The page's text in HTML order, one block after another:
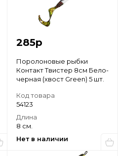
285р
Поролоновые рыбки
Контакт Твистер 8см Бело-
черная (хвост Green) 5 шт.
Код товара
54123
Длина
8 см.
Нет в наличии